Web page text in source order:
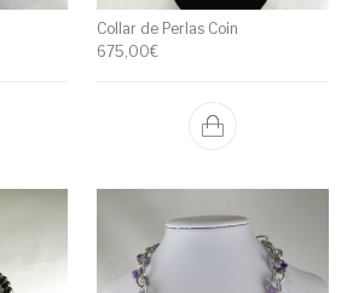
Collar de Perlas Coin
675,00€